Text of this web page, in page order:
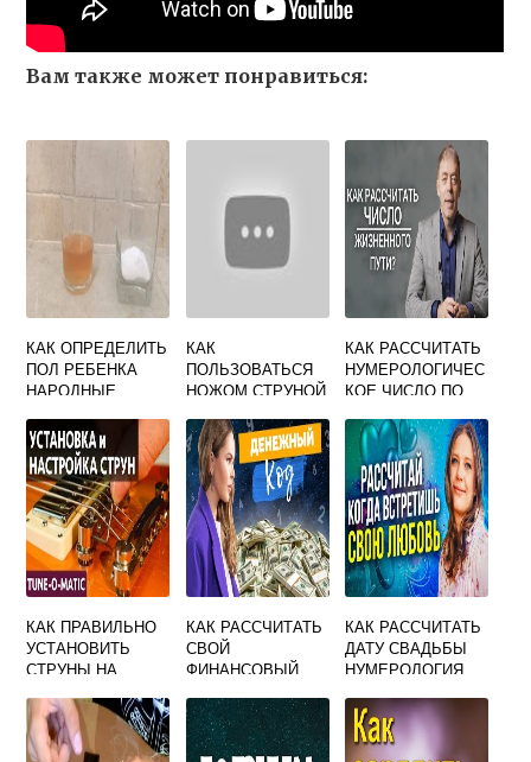
Вам также может понравиться:
КАК ОПРЕДЕЛИТЬ
ПОЛ РЕБЕНКА
НАРОДНЫЕ
КАК
ПОЛЬЗОВАТЬСЯ
НОЖОМ СТРУНОЙ
КАК РАССЧИТАТЬ
НУМЕРОЛОГИЧЕС
КОЕ ЧИСЛО ПО
КАК ПРАВИЛЬНО
УСТАНОВИТЬ
СТРУНЫ НА
КАК РАССЧИТАТЬ
СВОЙ
ФИНАНСОВЫЙ
НУМЕРОЛОГИИ
КАК РАССЧИТАТЬ
ДАТУ СВАДЬБЫ
НУМЕРОЛОГИЯ